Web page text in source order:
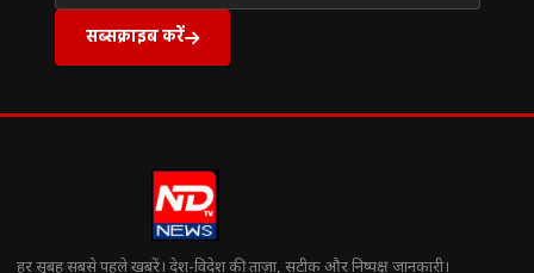
सब्सक्राइब करें
हर सुबह सबसे पहले खबरें। देश-विदेश की ताज़ा, सटीक और निष्पक्ष जानकारी।